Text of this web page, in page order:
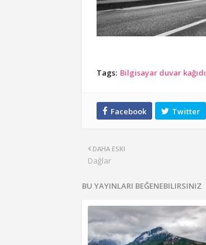
Tags: Bilgisayar duvar kağıdı
DAHA ESKI
Dağlar
BU YAYINLARI BEĞENEBILIRSINIZ